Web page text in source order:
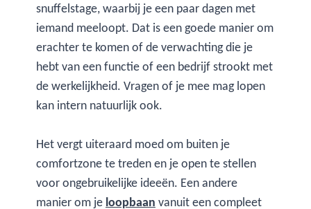
snuffelstage, waarbij je een paar dagen met
iemand meeloopt. Dat is een goede manier om
erachter te komen of de verwachting die je
hebt van een functie of een bedrijf strookt met
de werkelijkheid. Vragen of je mee mag lopen
kan intern natuurlijk ook.
Het vergt uiteraard moed om buiten je
comfortzone te treden en je open te stellen
voor ongebruikelijke ideeën. Een andere
manier om je loopbaan vanuit een compleet